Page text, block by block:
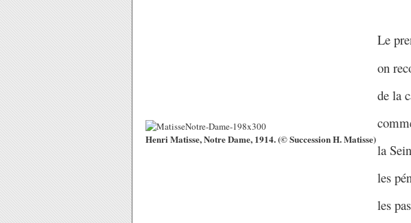
Henri Matisse, Notre Dame, 1914. (© Succession H. Matisse)
Le
on
de la
la
les
les